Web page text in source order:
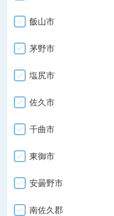
飯山市
茅野市
塩尻市
佐久市
千曲市
東御市
安曇野市
南佐久郡